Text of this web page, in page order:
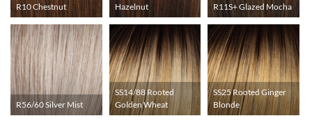
R10 Chestnut
Hazelnut
R11S+ Glazed Mocha
R56/60 Silver Mist
SS14/88 Rooted
Golden Wheat
SS25 Rooted Ginger
Blonde